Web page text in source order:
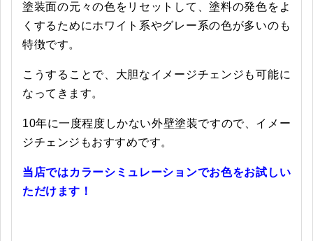
塗装面の元々の色をリセットして、塗料の発色をよ
くするためにホワイト系やグレー系の色が多いのも
特徴です。
こうすることで、大胆なイメージチェンジも可能に
なってきます。
10年に一度程度しかない外壁塗装ですので、イメー
ジチェンジもおすすめです。
当店ではカラーシミュレーションでお色をお試しい
ただけます！